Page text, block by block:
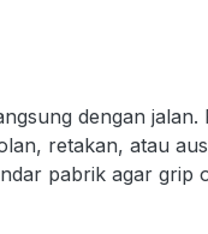
dengan jalan.
retakan, atau
pabrik agar grip